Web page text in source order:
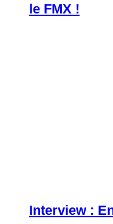
le FMX !
Interview :